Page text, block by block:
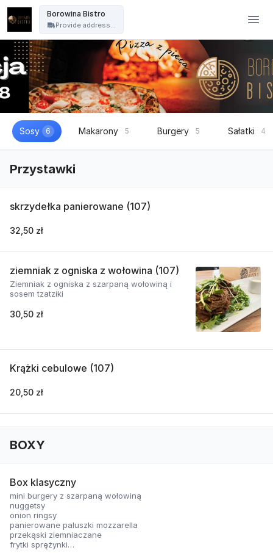
Borowina Bistro
Provide address...
Sosy 6 Makarony 5 Burgery 5 Sałatki 4
Przystawki
skrzydełka panierowane (107)
32,50 zł
ziemniak z ogniska z wołowina (107)
Ziemniak z ogniska z szarpaną wołowiną i
sosem tzatziki
30,50 zł
Krążki cebulowe (107)
20,50 zł
BOXY
Box klasyczny
mini burgery z szarpaną wołowiną
nuggetsy
onion ringsy
panierowane paluszki mozzarella
przekąski ziemniaczane
frytki sprężynki